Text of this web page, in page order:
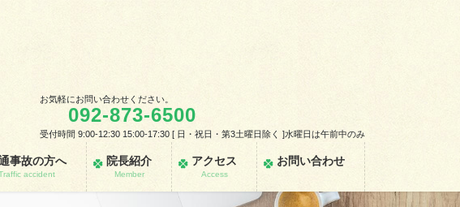
お気軽にお問い合わせください。
092-873-6500
受付時間 9:00-12:30 15:00-17:30 [ 日・祝日・第3土曜日除く ]水曜日は午前中のみ
事故の方へ
accident
院長紹介
Member
アクセス
Access
お問い合わせ